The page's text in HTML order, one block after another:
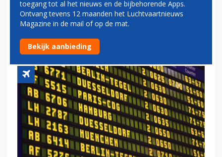
HOF: OOK
VLUCHTCOMPENSATIE BIJ
SPONTANE STAKING
toegang tot al het nieuws en de bijbehorende Apps.
Ontvang tevens 12 maanden het Luchtvaartnieuws
Magazine in de mail of op de mat.
Bekijk aanbieding